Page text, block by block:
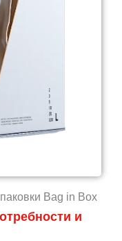
Bag in Box
и